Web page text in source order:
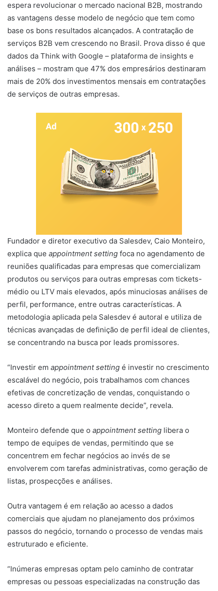
espera revolucionar o mercado nacional B2B, mostrando
as vantagens desse modelo de negócio que tem como
base os bons resultados alcançados. A contratação de
serviços B2B vem crescendo no Brasil. Prova disso é que
dados da Think with Google – plataforma de insights e
análises – mostram que 47% dos empresários destinaram
mais de 20% dos investimentos mensais em contratações
de serviços de outras empresas.
Fundador e diretor executivo da Salesdev, Caio Monteiro,
explica que appointment setting foca no agendamento de
reuniões qualificadas para empresas que comercializam
produtos ou serviços para outras empresas com tickets-
médio ou LTV mais elevados, após minuciosas análises de
perfil, performance, entre outras características. A
metodologia aplicada pela Salesdev é autoral e utiliza de
técnicas avançadas de definição de perfil ideal de clientes,
se concentrando na busca por leads promissores.
“Investir em appointment setting é investir no crescimento
escalável do negócio, pois trabalhamos com chances
efetivas de concretização de vendas, conquistando o
acesso direto a quem realmente decide”, revela.
Monteiro defende que o appointment setting libera o
tempo de equipes de vendas, permitindo que se
concentrem em fechar negócios ao invés de se
envolverem com tarefas administrativas, como geração de
listas, prospecções e análises.
Outra vantagem é em relação ao acesso a dados
comerciais que ajudam no planejamento dos próximos
passos do negócio, tornando o processo de vendas mais
estruturado e eficiente.
“Inúmeras empresas optam pelo caminho de contratar
empresas ou pessoas especializadas na construção das